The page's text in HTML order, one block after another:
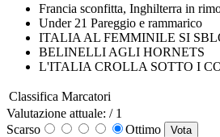
Francia sconfitta, Inghilterra in
Under 21 Pareggio e rammarico
ITALIA AL FEMMINILE SI
BELINELLI AGLI HORNETS
L'ITALIA CROLLA SOTTO I
Classifica Marcatori
Valutazione attuale: / 1
Scarso
Ottimo